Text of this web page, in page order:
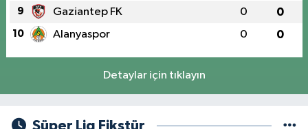
9 Gaziantep FK 0 0
10 Alanyaspor 0 0
Detaylar için tıklayın
Süper Lig Fikstür